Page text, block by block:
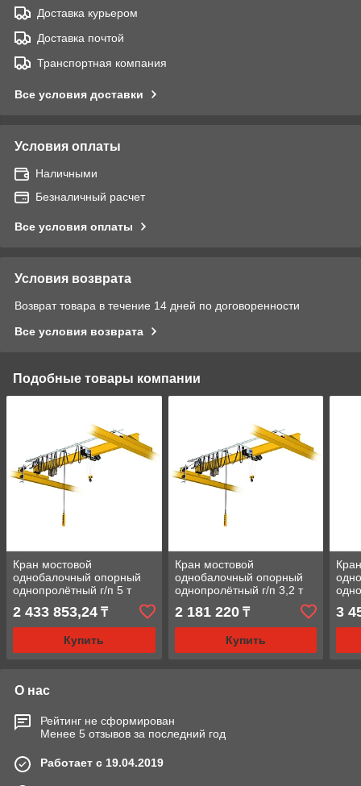
Доставка курьером
Доставка почтой
Транспортная компания
Все условия доставки
Условия оплаты
Наличными
Безналичный расчет
Все условия оплаты
Условия возврата
Возврат товара в течение 14 дней по договоренности
Все условия возврата
Подобные товары компании
Кран мостовой
однобалочный опорный
однопролётный г/п 5 т
2 433 853,24 ₸
Купить
Кран мостовой
однобалочный опорный
однопролётный г/п 3,2 т
пролет 10,5 м
2 181 220₸
Купить
3
О нас
Рейтинг не сформирован
Менее 5 отзывов за последний год
Работает с 19.04.2019